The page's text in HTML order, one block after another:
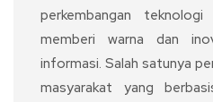
perkembangan
memberi warna dan
informasi. Salah satunya
masyarakat yang